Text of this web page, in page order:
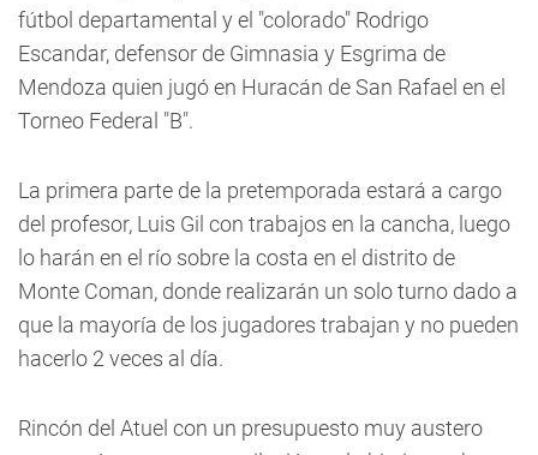
fútbol departamental y el "colorado" Rodrigo
Escandar, defensor de Gimnasia y Esgrima de
Mendoza quien jugó en Huracán de San Rafael en el
Torneo Federal "B".
La primera parte de la pretemporada estará a cargo
del profesor, Luis Gil con trabajos en la cancha, luego
lo harán en el río sobre la costa en el distrito de
Monte Coman, donde realizarán un solo turno dado a
que la mayoría de los jugadores trabajan y no pueden
hacerlo 2 veces al día.
Rincón del Atuel con un presupuesto muy austero